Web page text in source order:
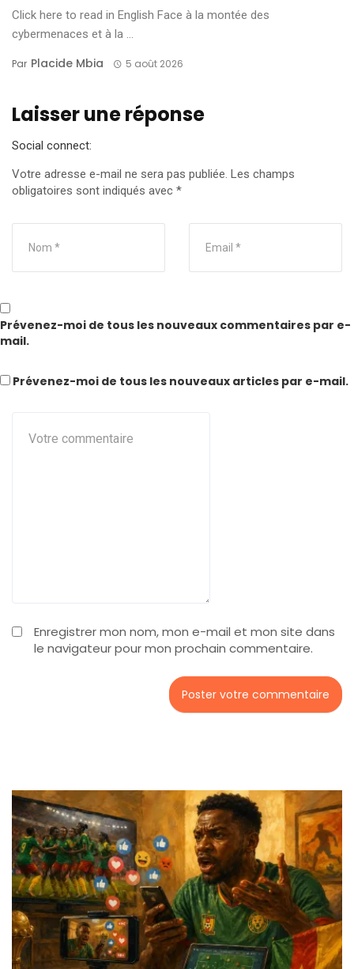
Click here to read in English Face à la montée des
cybermenaces et à la ...
Par Placide Mbia 5 août 2026
Laisser une réponse
Social connect:
Votre adresse e-mail ne sera pas publiée. Les champs
obligatoires sont indiqués avec *
Enregistrer mon nom, mon e-mail et mon site dans
le navigateur pour mon prochain commentaire.
Prévenez-moi de tous les nouveaux commentaires par e-
mail.
Prévenez-moi de tous les nouveaux articles par e-mail.